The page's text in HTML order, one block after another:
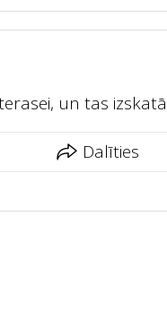
un tas
Dalīties